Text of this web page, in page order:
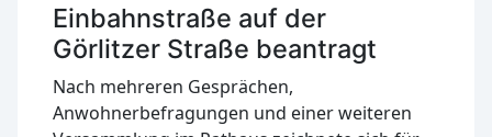
Einbahnstraße auf der
Görlitzer Straße beantragt
Nach mehreren Gesprächen,
Anwohnerbefragungen und einer weiteren